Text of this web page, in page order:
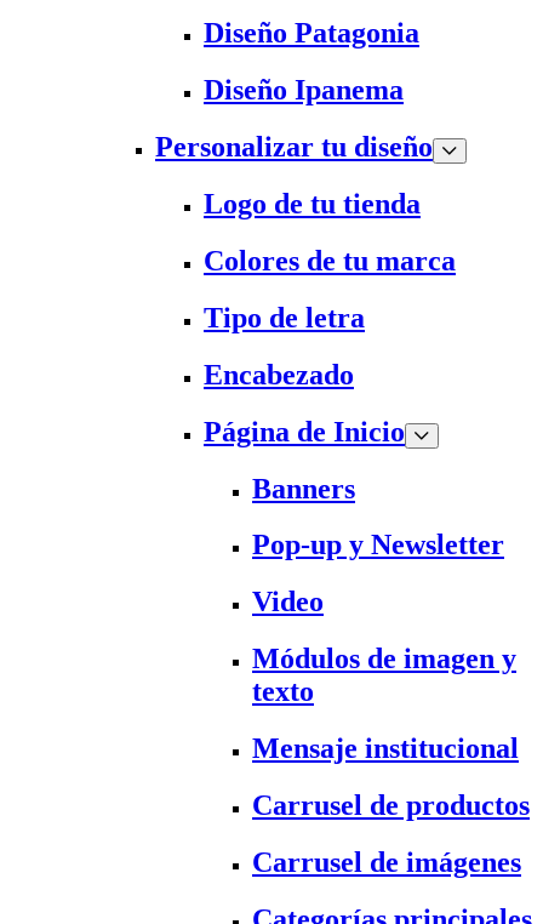
Diseño Patagonia
Diseño Ipanema
Personalizar tu diseño
Logo de tu tienda
Colores de tu marca
Tipo de letra
Encabezado
Página de Inicio
Banners
Pop-up y Newsletter
Video
Módulos de imagen y
texto
Mensaje institucional
Carrusel de productos
Carrusel de imágenes